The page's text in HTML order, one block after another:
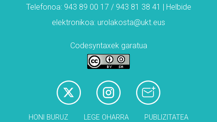
Telefonoa: 943 89 00 17 / 943 81 38 41 | Helbide
elektronikoa: urolakosta@ukt.eus
Codesyntaxek garatua
HONI BURUZ LEGE OHARRA PUBLIZITATEA